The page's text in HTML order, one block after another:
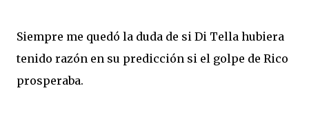
Siempre me quedó la duda de si Di Tella hubiera
tenido razón en su predicción si el golpe de Rico
prosperaba.